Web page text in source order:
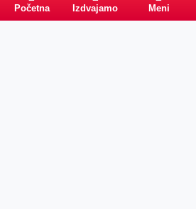
Početna Izdvajamo Meni